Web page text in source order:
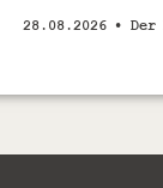
28.08.2026 • Der